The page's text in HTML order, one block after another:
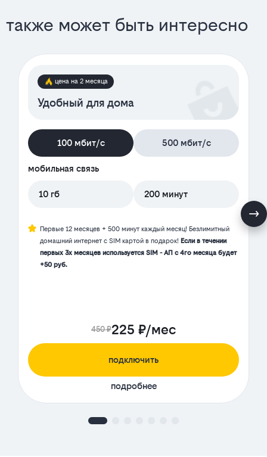
также может быть интересно
цена на 2 месяца
Удобный для дома
100 мбит/с 500 мбит/с
мобильная связь
10 гб 200 минут
Первые 12 месяцев + 500 минут каждый месяц! Безлимитный
домашний интернет с SIM картой в подарок! Если в течении
первых 3х месяцев используется SIM - АП с 4го месяца будет
+50 руб.
450 ₽225 ₽/мес
подключить
подробнее